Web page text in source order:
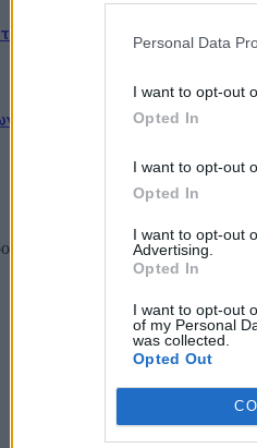
Personal Data
I want to opt-out
Opted In
I want to opt-out
Opted In
I want to opt-out
Advertising.
Opted In
I want to opt-out
of my Personal
was collected.
Opted Out
ηλεκτροδότηση του
Προστατευόμενων Τοπίων
της Πολιτικής Προστασίας, του
Συμφωνώ